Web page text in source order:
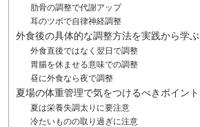
肋骨の調整で代謝アップ
耳のツボで自律神経調整
外食後の具体的な調整方法を実践から学ぶ
外食直後ではなく翌日で調整
胃腸を休ませる意味での調整
昼に外食なら夜で調整
夏場の体重管理で気をつけるべきポイント
夏は栄養失調太りに要注意
冷たいものの取り過ぎに注意